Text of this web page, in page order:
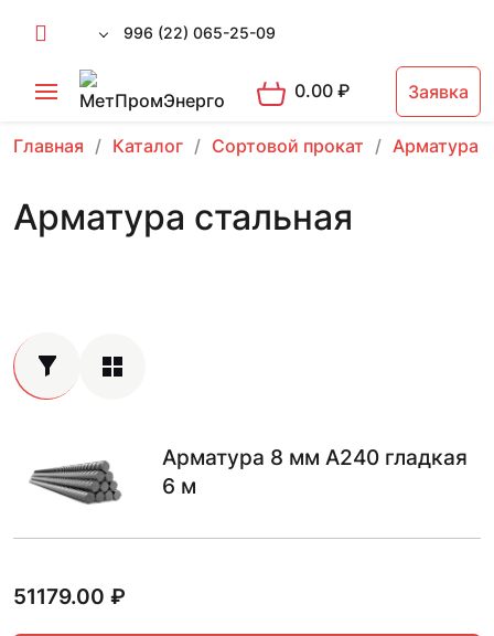
996 (22) 065-25-09
0.00₽ Заявка
Главная Каталог Сортовой прокат Арматура
Арматура стальная
Арматура 8 мм А240 гладкая
6 м
51179.00 ₽